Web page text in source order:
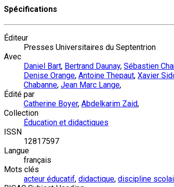
Spécifications
Éditeur
Presses Universitaires du Septentrion
Avec
Daniel Bart, Bertrand Daunay, Sébastien
Denise Orange, Antoine Thepaut, Xavier
Chabanne, Jean Marc Lange,
Édité par
Catherine Boyer, Abdelkarim Zaid,
Collection
Éducation et didactiques
ISSN
12817597
Langue
français
Mots clés
acteur éducatif, didactique, discipline